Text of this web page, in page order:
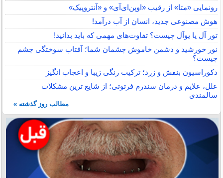
رونمایی «متا» از رقیب «اوپن‌ای‌آی» و «آنتروپیک»
هوش مصنوعی جدید، انسان از آب درآمد!
تور آل یا یوآل چیست؟ تفاوت‌های مهمی که باید بدانید!
نور خورشید و دشمن خاموش چشمان شما؛ آفتاب سوختگی چشم
چیست؟
دکوراسیون بنفش و زرد؛ ترکیب رنگی زیبا و اعجاب انگیز
علل، علایم و درمان سندرم فرتوتی؛ از شایع ترین مشکلات
سالمندی
مطالب روز گذشته »